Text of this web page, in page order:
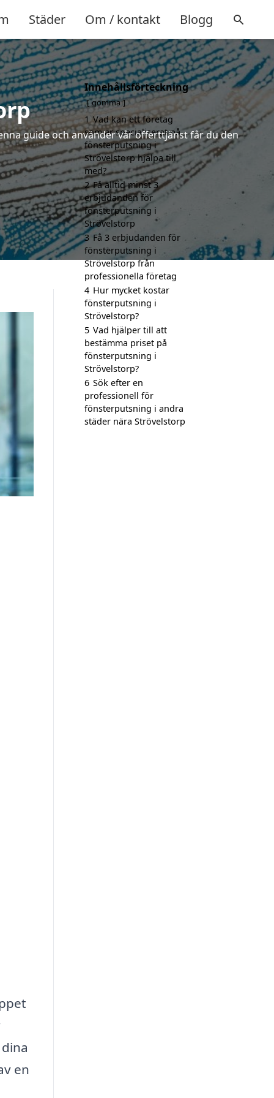
Städer Om / kontakt Blogg
guide och använder vår offerttjänst får du den
en
Innehållsförteckning
gömma
1 Vad kan ett företag
som är specialiserat på
fönsterputsning i
Strövelstorp hjälpa till
med?
2 Få alltid minst 3
erbjudanden för
fönsterputsning i
Strövelstorp
3 Få 3 erbjudanden för
fönsterputsning i
Strövelstorp från
professionella företag
4 Hur mycket kostar
fönsterputsning i
Strövelstorp?
5 Vad hjälper till att
bestämma priset på
fönsterputsning i
Strövelstorp?
6 Sök efter en
professionell för
fönsterputsning i andra
städer nära Strövelstorp